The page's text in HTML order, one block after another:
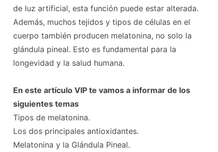
de luz artificial, esta función puede estar alterada.
Además, muchos tejidos y tipos de células en el
cuerpo también producen melatonina, no solo la
glándula pineal. Esto es fundamental para la
longevidad y la salud humana.
En este artículo VIP te vamos a informar de los
siguientes temas
Tipos de melatonina.
Los dos principales antioxidantes.
Melatonina y la Glándula Pineal.